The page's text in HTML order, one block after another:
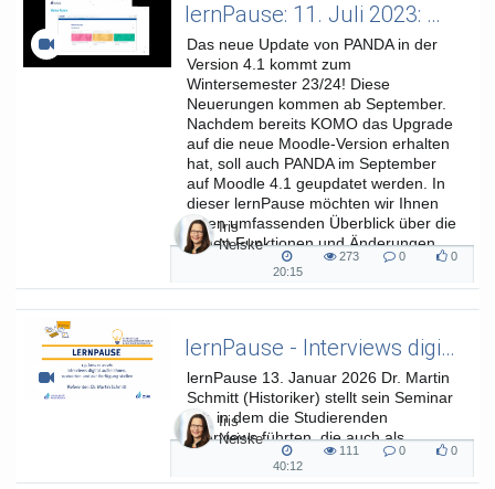
lernPause: 11. Juli 2023: Moodle 4.1 - was sich nach den Semesterferien in PANDA ändert
Das neue Update von PANDA in der
Version 4.1 kommt zum
Wintersemester 23/24! Diese
Neuerungen kommen ab September.
Nachdem bereits KOMO das Upgrade
auf die neue Moodle-Version erhalten
hat, soll auch PANDA im September
auf Moodle 4.1 geupdatet werden. In
dieser lernPause möchten wir Ihnen
einen umfassenden Überblick über die
neuen Funktionen und Änderungen
bieten, die das Update von PANDA...
Iris
Neiske
20:15
20:15
273
views
0
Kommentare
0
likes
lernPause - Interviews digital aufzeichnenen, auswerten und zur Verfügung stellen
lernPause 13. Januar 2026 Dr. Martin
Schmitt (Historiker) stellt sein Seminar
vor, in dem die Studierenden
Interviews führten, die auch als
Podcast veröffentlicht wurden.
Iris
Neiske
40:12
40:12
111
views
0
Kommentare
0
likes